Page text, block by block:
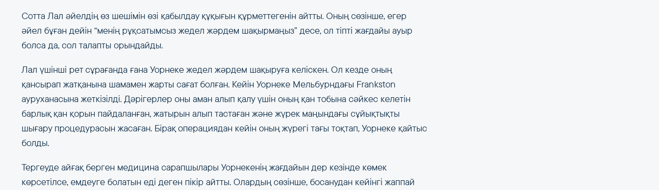
Сотта Лал әйелдің өз шешімін өзі қабылдау құқығын құрметтегенін айтты. Оның сөзінше, егер
әйел бұған дейін “менің рұқсатымсыз жедел жәрдем шақырмаңыз” десе, ол тіпті жағдайы ауыр
болса да, сол талапты орындайды.
Лал үшінші рет сұрағанда ғана Уорнеке жедел жәрдем шақыруға келіскен. Ол кезде оның
қансырап жатқанына шамамен жарты сағат болған. Кейін Уорнеке Мельбурндағы Frankston
ауруханасына жеткізілді. Дәрігерлер оны аман алып қалу үшін оның қан тобына сәйкес келетін
барлық қан қорын пайдаланған, жатырын алып тастаған және жүрек маңындағы сұйықтықты
шығару процедурасын жасаған. Бірақ операциядан кейін оның жүрегі тағы тоқтап, Уорнеке қайтыс
болды.
Тергеуде айғақ берген медицина сарапшылары Уорнекенің жағдайын дер кезінде көмек
көрсетілсе, емдеуге болатын еді деген пікір айтты. Олардың сөзінше, босанудан кейінгі жаппай